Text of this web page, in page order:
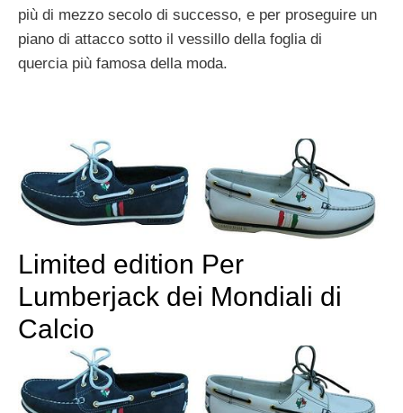
più di mezzo secolo di successo, e per proseguire un
piano di attacco sotto il vessillo della foglia di
quercia più famosa della moda.
Limited edition Per
Lumberjack dei Mondiali di
Calcio